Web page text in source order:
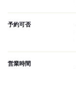
予約可否
営業時間